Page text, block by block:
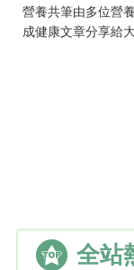
營養共筆由多位營
成健康文章分享給
全站